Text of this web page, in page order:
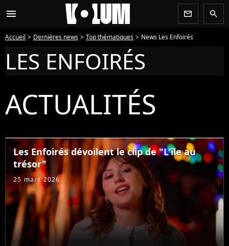
menu newsletter search
Accueil Dernières news Top thématiques News Les Enfoirés
LES ENFOIRÉS
ACTUALITÉS
Les Enfoirés dévoilent le clip de "L'île au
trésor"
25 mars 2026